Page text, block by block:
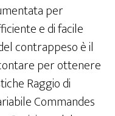
per
e di facile
contrappeso è il
per ottenere
Raggio di
Commandes